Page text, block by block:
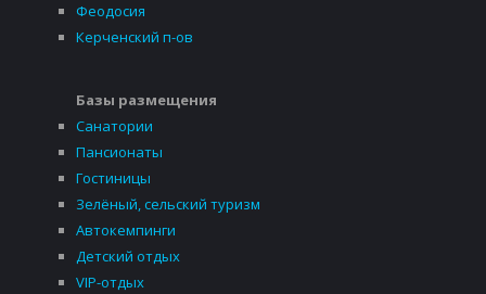
Феодосия
Керченский п-ов
Базы размещения
Санатории
Пансионаты
Гостиницы
Зелёный, сельский туризм
Автокемпинги
Детский отдых
VIP-отдых